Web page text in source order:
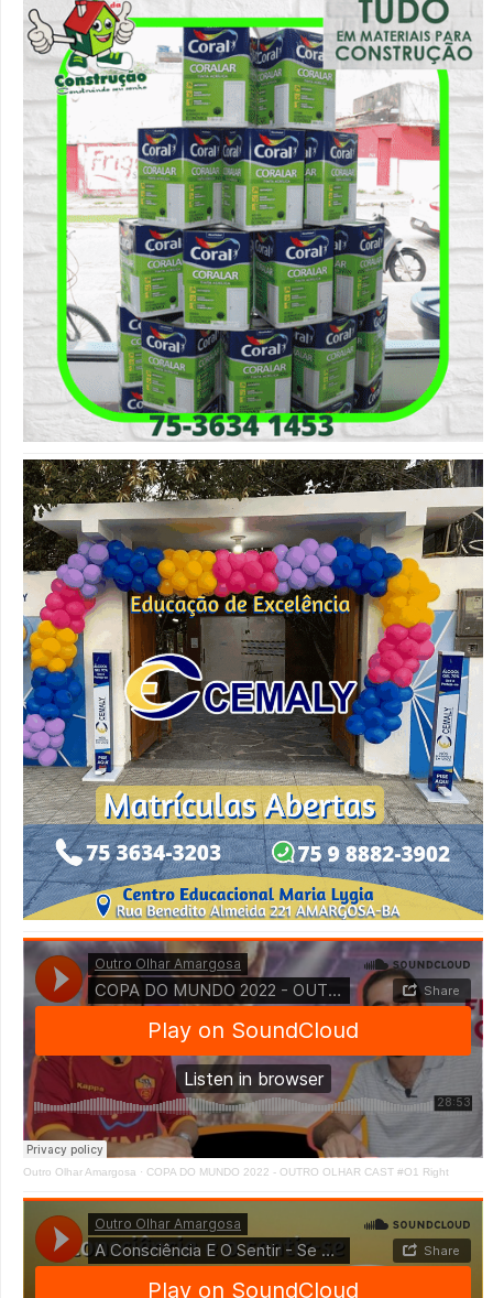
Outro Olhar Amargosa · COPA DO MUNDO 2022 - OUTRO OLHAR CAST #O1 Right